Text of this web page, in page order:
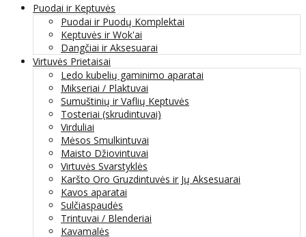
Puodai ir Keptuvės
Puodai ir Puodų Komplektai
Keptuvės ir Wok'ai
Dangčiai ir Aksesuarai
Virtuvės Prietaisai
Ledo kubelių gaminimo aparatai
Mikseriai / Plaktuvai
Sumuštinių ir Vaflių Keptuvės
Tosteriai (skrudintuvai)
Virduliai
Mėsos Smulkintuvai
Maisto Džiovintuvai
Virtuvės Svarstyklės
Karšto Oro Gruzdintuvės ir Jų Aksesuarai
Kavos aparatai
Sulčiaspaudės
Trintuvai / Blenderiai
Kavamalės